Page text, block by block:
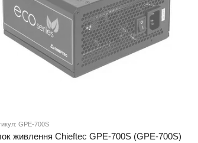
GPE-700S
живлення Chieftec GPE-700S (GPE-700S)